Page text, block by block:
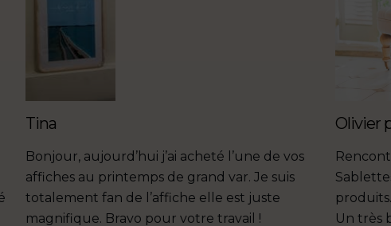
Tina
Bonjour, aujourd’hui j’ai acheté l’une de vos
affiches au printemps de grand var. Je suis
totalement fan de l’affiche elle est juste
magnifique. Bravo pour votre travail !
Olivier
Un très